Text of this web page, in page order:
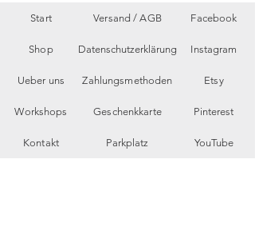
Start
Shop
Ueber uns
Workshops
Kontakt
Versand /AGB
Datenschutzerklärung
Zahlungsmethoden
Geschenkkarte
Parkplatz
Facebook
Instagram
Etsy
Pinterest
YouTube